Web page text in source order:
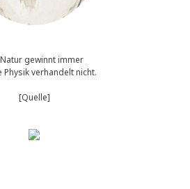
gewinnt immer
Physik verhandelt nicht.
[Quelle]